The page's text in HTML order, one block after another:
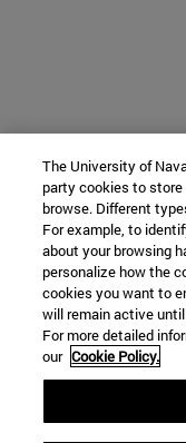
The University of
party cookies to
browse. Different
For example, to
about your browsing
personalize how the
cookies you want to
will remain active
For more detailed
our Cookie Policy.